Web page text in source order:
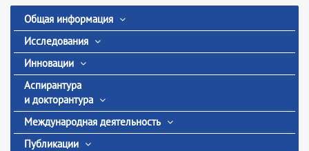
Общая информация
Исследования
Инновации
Аспирантура
и докторантура
Международная деятельность
Публикации